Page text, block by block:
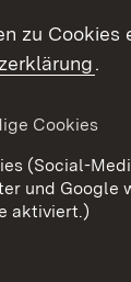
Cookies
zu Cookies
.
Cookies
(Social-
und Google
aktiviert.)